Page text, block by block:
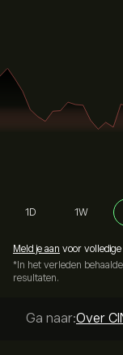
1D 1W
Meld je aan voor
*In het verleden
resultaten.
Ga naar:Over